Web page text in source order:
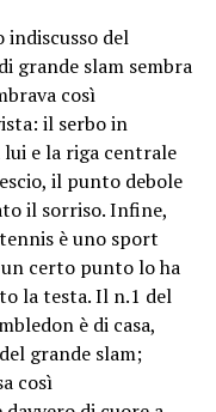
indiscusso del
grande slam sembra
così
il serbo in
e la riga centrale
il punto debole
il sorriso. Infine,
è uno sport
certo punto lo ha
la testa. Il n.1 del
è di casa,
grande slam;
così